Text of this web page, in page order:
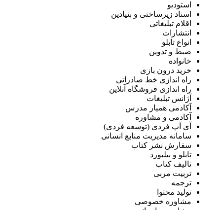
استودیو
اسناد زیرساختی و بنیادین
اقلام تبلیغاتی
انتشارات
انواع تابلو
ضبط و تدوین
خانواده
خرید درون بازی
راه اندازی خط صادراتی
راه اندازی فروشگاه آنلاین
آژانس تبلیغات
آکادمی همیار مدرس
آکادمی و مشاوره
آی آپ فردی (توسعه فردی)
سامانه مدیریت منابع انسانی
سفارش نشر کتاب
تابلو و بیلبورد
تالیف کتاب
تربیت مربی
ترجمه
تولید محتوا
مشاوره خصوصی